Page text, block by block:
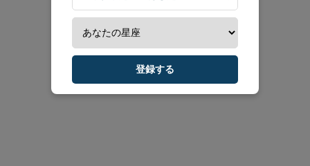
登録する